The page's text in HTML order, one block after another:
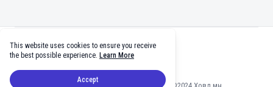
facebook
twittergithubtiktok
This website uses cookies to ensure you receive
the best possible experience. Learn More
Accept